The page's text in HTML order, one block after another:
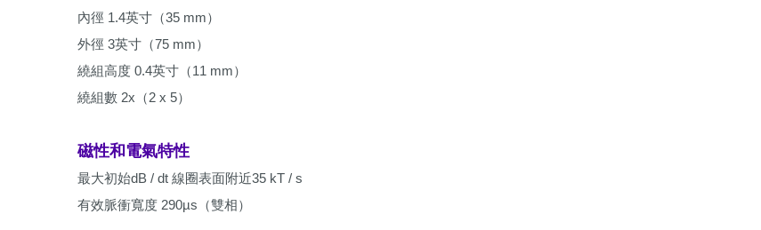
內徑 1.4英寸（35 mm）
外徑 3英寸（75 mm）
繞組高度 0.4英寸（11 mm）
繞組數 2x（2 x 5）
磁性和電氣特性
最大初始dB / dt 線圈表面附近35 kT / s
有效脈衝寬度 290µs（雙相）